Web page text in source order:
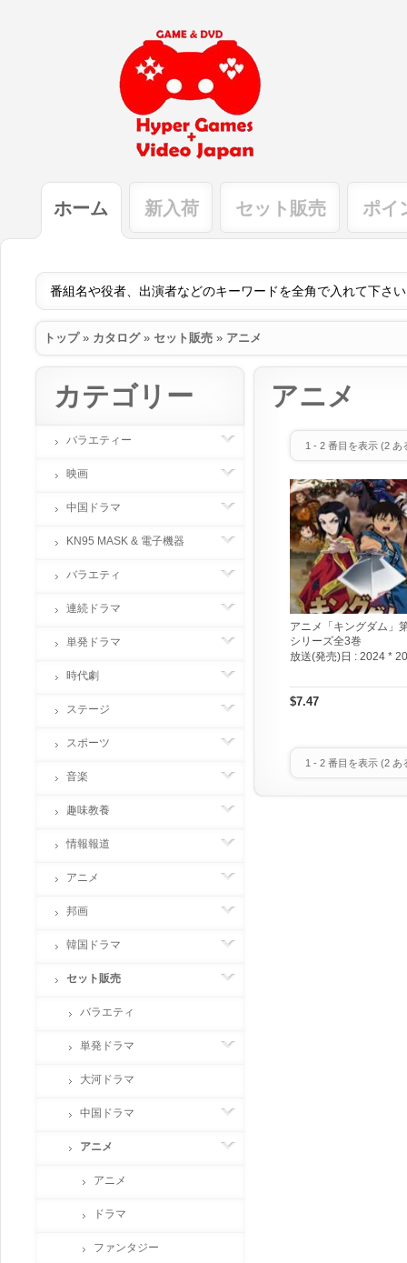
ホーム 新入荷 セット販売 ポイ
トップ» カタログ» セット販売 » アニメ
アニメ
1 - 2 番目を表示 (2 あ
アニメ「キングダム」
シリーズ全3巻
放送(発売)日 : 2024 *
$7.47
1 - 2 番目を表示 (2 あ
カテゴリー
バラエティー
映画
中国ドラマ
KN95 MASK & 電子機器
バラエティ
連続ドラマ
単発ドラマ
時代劇
ステージ
スポーツ
音楽
趣味教養
情報報道
アニメ
邦画
韓国ドラマ
セット販売
バラエティ
単発ドラマ
大河ドラマ
中国ドラマ
アニメ
アニメ
ドラマ
ファンタジー